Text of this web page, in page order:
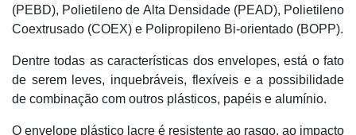
(PEBD), Polietileno de Alta Densidade (PEAD), Polietileno
Coextrusado (COEX) e Polipropileno Bi-orientado (BOPP).
Dentre todas as características dos envelopes, está o fato
de serem leves, inquebráveis, flexíveis e a possibilidade
de combinação com outros plásticos, papéis e alumínio.
O envelope plástico lacre é resistente ao rasgo, ao impacto